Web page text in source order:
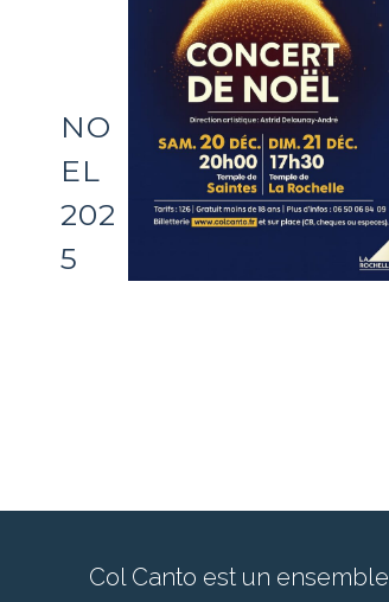
NO
EL
202
5
Col Canto est un ensemble